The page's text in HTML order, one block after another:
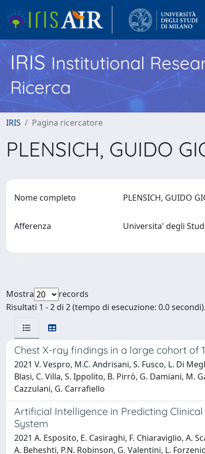
IRISInstitutional
Ricerca
IRIS Pagina ricercatore
PLENSICH, GUIDO
Nome completo PLENSICH, GUIDO
Afferenza Universita' degli
Mostra
records
Risultati 1 - 2 di 2 (tempo di esecuzione: 0.0 secondi).
Chest X-ray findings in a large cohort of
2021 V. Vespro, M.C. Andrisani, S. Fusco, L. Di
Blasi, C. Villa, S. Ippolito, B. Pirrò, G. Damiani, M.
Cazzulani, G. Carrafiello
Artificial Intelligence in Predicting
System
2021 A. Esposito, E. Casiraghi, F. Chiaraviglio, A.
A. Beheshti, P.N. Robinson, G. Valentini, L.